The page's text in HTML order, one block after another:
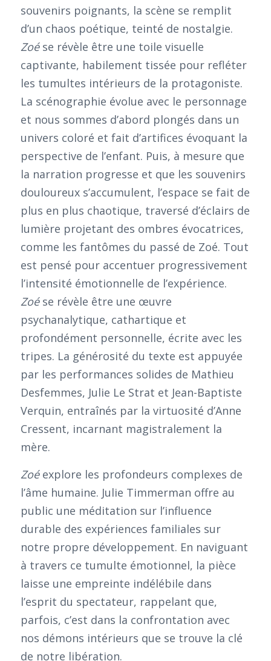
souvenirs poignants, la scène se remplit
d’un chaos poétique, teinté de nostalgie.
Zoése révèle être une toile visuelle
captivante, habilement tissée pour refléter
les tumultes intérieurs de la protagoniste.
La scénographie évolue avec le personnage
et nous sommes d’abord plongés dans un
univers coloré et fait d’artifices évoquant la
perspective de l’enfant. Puis, à mesure que
la narration progresse et que les souvenirs
douloureux s’accumulent, l’espace se fait de
plus en plus chaotique, traversé d’éclairs de
lumière projetant des ombres évocatrices,
comme les fantômes du passé de Zoé. Tout
est pensé pour accentuer progressivement
l’intensité émotionnelle de l’expérience.
Zoése révèle être une œuvre
psychanalytique, cathartique et
profondément personnelle, écrite avec les
tripes. La générosité du texte est appuyée
par les performances solides de Mathieu
Desfemmes, Julie Le Strat et Jean-Baptiste
Verquin, entraînés par la virtuosité d’Anne
Cressent, incarnant magistralement la
mère.
Zoéexplore les profondeurs complexes de
l’âme humaine. Julie Timmerman offre au
public une méditation sur l’influence
durable des expériences familiales sur
notre propre développement. En naviguant
à travers ce tumulte émotionnel, la pièce
laisse une empreinte indélébile dans
l’esprit du spectateur, rappelant que,
parfois, c’est dans la confrontation avec
nos démons intérieurs que se trouve la clé
de notre libération.